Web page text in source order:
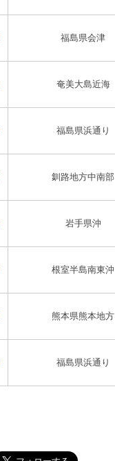
福島県会津
奄美大島近海
福島県浜通り
釧路地方中南部
岩手県沖
根室半島南東沖
熊本県熊本地方
福島県浜通り